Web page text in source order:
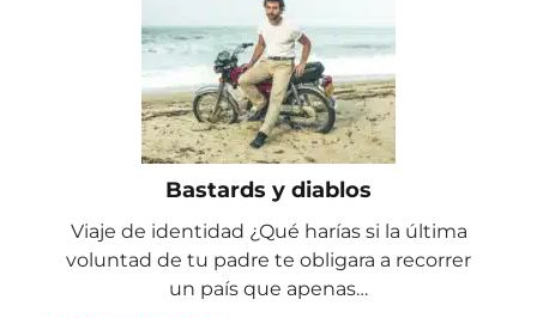
Bastards y diablos
Viaje de identidad ¿Qué harías si la última
voluntad de tu padre te obligara a recorrer
un país que apenas…